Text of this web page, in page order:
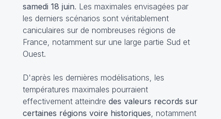
samedi 18 juin. Les maximales envisagées par
les derniers scénarios sont véritablement
caniculaires sur de nombreuses régions de
France, notamment sur une large partie Sud et
Ouest.
D'après les dernières modélisations, les
températures maximales pourraient
effectivement atteindre des valeurs records sur
certaines régions voire historiques , notamment